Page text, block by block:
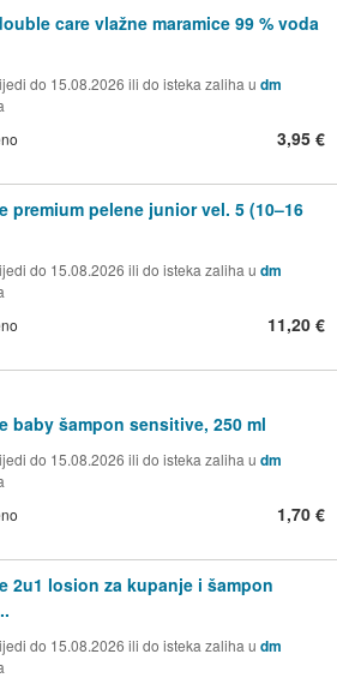
care vlažne maramice 99 % voda
do 15.08.2026 ili do isteka zaliha u dm
3,95 €
premium pelene junior vel. 5 (10–16
do 15.08.2026 ili do isteka zaliha u dm
11,20 €
baby šampon sensitive, 250 ml
do 15.08.2026 ili do isteka zaliha u dm
1,70 €
2u1 losion za kupanje i šampon
do 15.08.2026 ili do isteka zaliha u dm